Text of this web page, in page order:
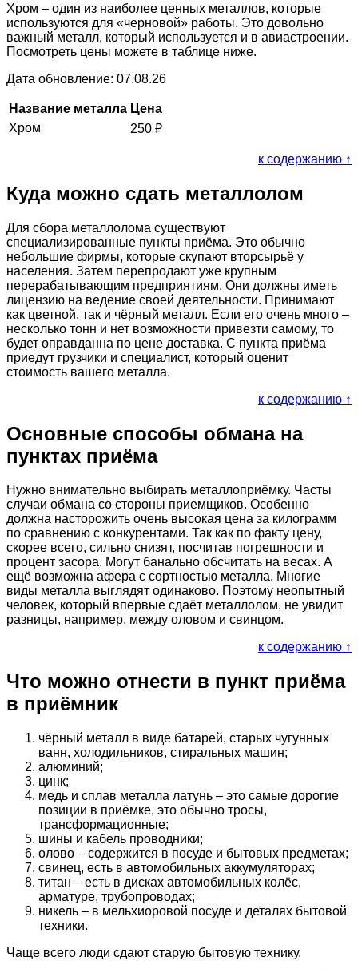
Хром – один из наиболее ценных металлов, которые
используются для «черновой» работы. Это довольно
важный металл, который используется и в авиастроении.
Посмотреть цены можете в таблице ниже.
Дата обновление: 07.08.26
Название металла Цена
Хром
250 ₽
к содержанию ↑
Куда можно сдать металлолом
Для сбора металлолома существуют
специализированные пункты приёма. Это обычно
небольшие фирмы, которые скупают вторсырьё у
населения. Затем перепродают уже крупным
перерабатывающим предприятиям. Они должны иметь
лицензию на ведение своей деятельности. Принимают
как цветной, так и чёрный металл. Если его очень много –
несколько тонн и нет возможности привезти самому, то
будет оправданна по цене доставка. С пункта приёма
приедут грузчики и специалист, который оценит
стоимость вашего металла.
к содержанию ↑
Основные способы обмана на
пунктах приёма
Нужно внимательно выбирать металлоприёмку. Часты
случаи обмана со стороны приемщиков. Особенно
должна насторожить очень высокая цена за килограмм
по сравнению с конкурентами. Так как по факту цену,
скорее всего, сильно снизят, посчитав погрешности и
процент засора. Могут банально обсчитать на весах. А
ещё возможна афера с сортностью металла. Многие
виды металла выглядят одинаково. Поэтому неопытный
человек, который впервые сдаёт металлолом, не увидит
разницы, например, между оловом и свинцом.
к содержанию ↑
Что можно отнести в пункт приёма
в приёмник
чёрный металл в виде батарей, старых чугунных
ванн, холодильников, стиральных машин;
алюминий;
цинк;
медь и сплав металла латунь – это самые дорогие
позиции в приёмке, это обычно тросы,
трансформационные;
шины и кабель проводники;
олово – содержится в посуде и бытовых предметах;
свинец, есть в автомобильных аккумуляторах;
титан – есть в дисках автомобильных колёс,
арматуре, трубопроводах;
никель – в мельхиоровой посуде и деталях бытовой
техники.
Чаще всего люди сдают старую бытовую технику.